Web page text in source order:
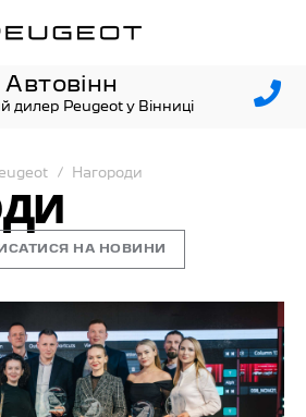
Автовінн
дилер Peugeot у Вінниці
Нагороди
НА НОВИНИ